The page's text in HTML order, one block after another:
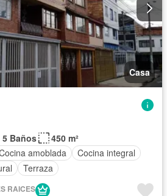
Casa
5 Baños
450 m²
amoblada
Cocina integral
Terraza
RAICES